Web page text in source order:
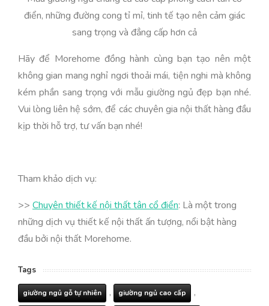
điển, những đường cong tỉ mỉ, tinh tế tạo nên cảm giác
sang trọng và đẳng cấp hơn cả
Hãy để Morehome đồng hành cùng bạn tạo nên một
không gian mang nghỉ ngơi thoải mái, tiện nghi mà không
kém phần sang trọng với mẫu giường ngủ đẹp bạn nhé.
Vui lòng liên hệ sớm, để các chuyên gia nội thất hàng đầu
kịp thời hỗ trợ, tư vấn bạn nhé!
Tham khảo dịch vụ:
>> Chuyên thiết kế nội thất tân cổ điển: Là một trong
những dịch vụ thiết kế nội thất ấn tượng, nổi bật hàng
đầu bởi nội thất Morehome.
Tags
giường ngủ gỗ tự nhiên , giường ngủ cao cấp ,